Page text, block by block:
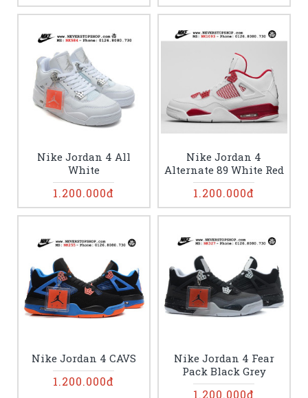
Nike Jordan 4 All
White
1.200.000đ
Nike Jordan 4
Alternate 89 White Red
1.200.000đ
Nike Jordan 4 CAVS
1.200.000đ
Nike Jordan 4 Fear
Pack Black Grey
1.200.000đ